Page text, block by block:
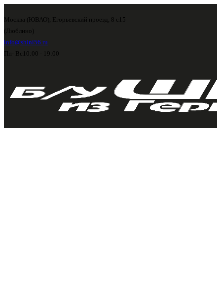
Москва (ЮВАО), Егорьевский проезд, 8 с15
(Люблино)
info@shini56.ru
Пн- Вс 10:00 - 19:00